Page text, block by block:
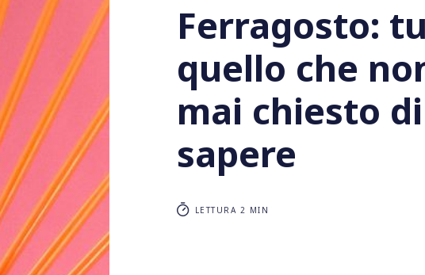
Ferragosto:
quello che
mai chiesto di
sapere
LETTURA 2 MIN